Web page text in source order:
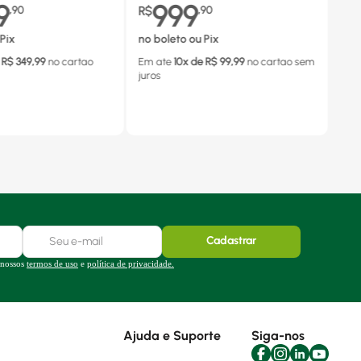
,90
349,99 no cartao
R$999,90
no boleto ou Pix
Em ate 10x de R$ 99,99 no cartaosem
juros
Cadastrar
termos de uso e política de privacidade.
Ajuda e Suporte Siga-nos